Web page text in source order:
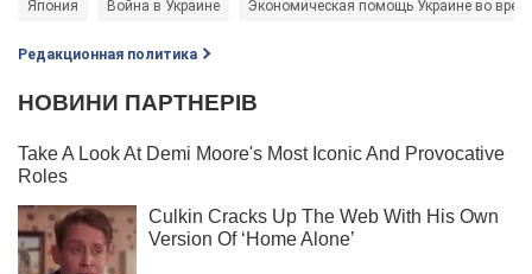
Япония Война в Украине Экономическая помощь Украине во
Редакционная политика